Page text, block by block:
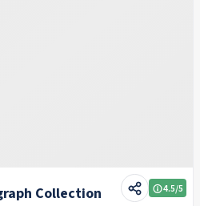
Collection 4.5/5